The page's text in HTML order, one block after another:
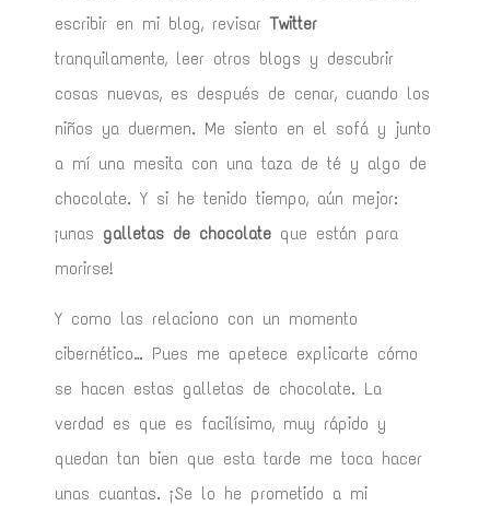
escribir en mi blog, revisarTwitter
tranquilamente, leer otros blogs y descubrir
cosas nuevas, es después de cenar, cuando los
niños ya duermen. Me siento en el sofá y junto
a mí una mesita con una taza de té y algo de
chocolate. Y si he tenido tiempo, aún mejor:
¡unas galletas de chocolate que están para
morirse!
Y como las relaciono con un momento
cibernético… Pues me apetece explicarte cómo
se hacen estas galletas de chocolate. La
verdad es que es facilísimo, muy rápido y
quedan tan bien que esta tarde me toca hacer
unas cuantas. ¡Se lo he prometido a mi